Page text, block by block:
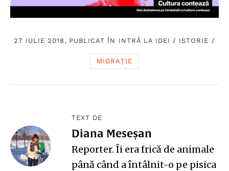
27 IULIE 2018, PUBLICAT ÎN INTRĂ LA IDEI / ISTORIE /
MIGRAȚIE
TEXT DE
Diana Meseșan
Reporter. Îi era frică de animale
până când a întâlnit-o pe pisica